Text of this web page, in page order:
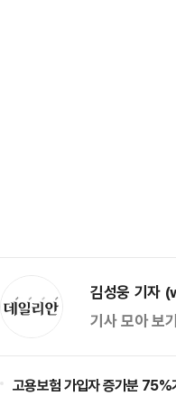
김성웅 기자
기사 모아 보
고용보험 가입자 증가분